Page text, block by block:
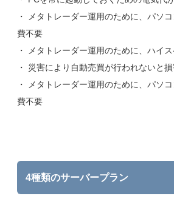
・ メタトレーダー運用のために、パソ
費不要
・ メタトレーダー運用のために、ハイ
・ 災害により自動売買が行われないと
・ メタトレーダー運用のために、パソ
費不要
4種類のサーバープラン